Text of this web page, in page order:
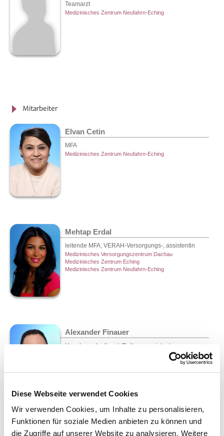
Diese Webseite verwendet Cookies
Wir verwenden Cookies, um Inhalte zu personalisieren,
Funktionen für soziale Medien anbieten zu können und
die Zugriffe auf unserer Website zu analysieren. Weitere
Teamarzt
Medizinisches Zentrum Neufahrn-Eching
Mitarbeiter
Elvan Cetin
MFA
Medizinisches Zentrum Neufahrn-Eching
Mehtap Erdal
leitende MFA, VERAH-Versorgungs-, assistentin
Medizinisches Versorgungszentrum Dachau
Medizinisches Zentrum Eching
Medizinisches Zentrum Neufahrn-Eching
Alexander Finauer
Hausbesuchsdienst, Rettungsassistent
Medizinisches Versorgungszentrum Dachau
Beyza-Nur Göktas